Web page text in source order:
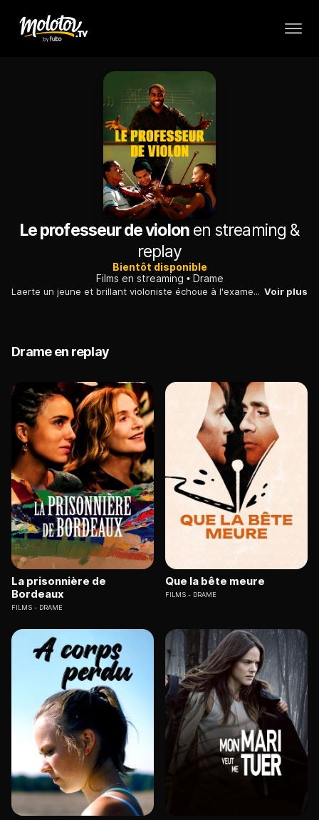
Le professeur de violonen streaming &
replay
Bientôt disponible
Films en streaming
Drame
Laerte un jeune et brillant violoniste échoue à l'examen d'entrée du prestigieux conservatoire de Sao Paulo. Et tout cela à cause du trac. Après une période de découragement il est amené à donner des cours dans la grande favela d'Heliopolis, un lieu de dénuement et de criminalité. Face à des jeunes désorientés, il va petit à petit gagner l'estime de ses élèves par la passion de la musique, la disc Voir plus
Drame en replay
La prisonnière de
Bordeaux
FILMS DRAME
Que la bête meure
FILMS DRAME